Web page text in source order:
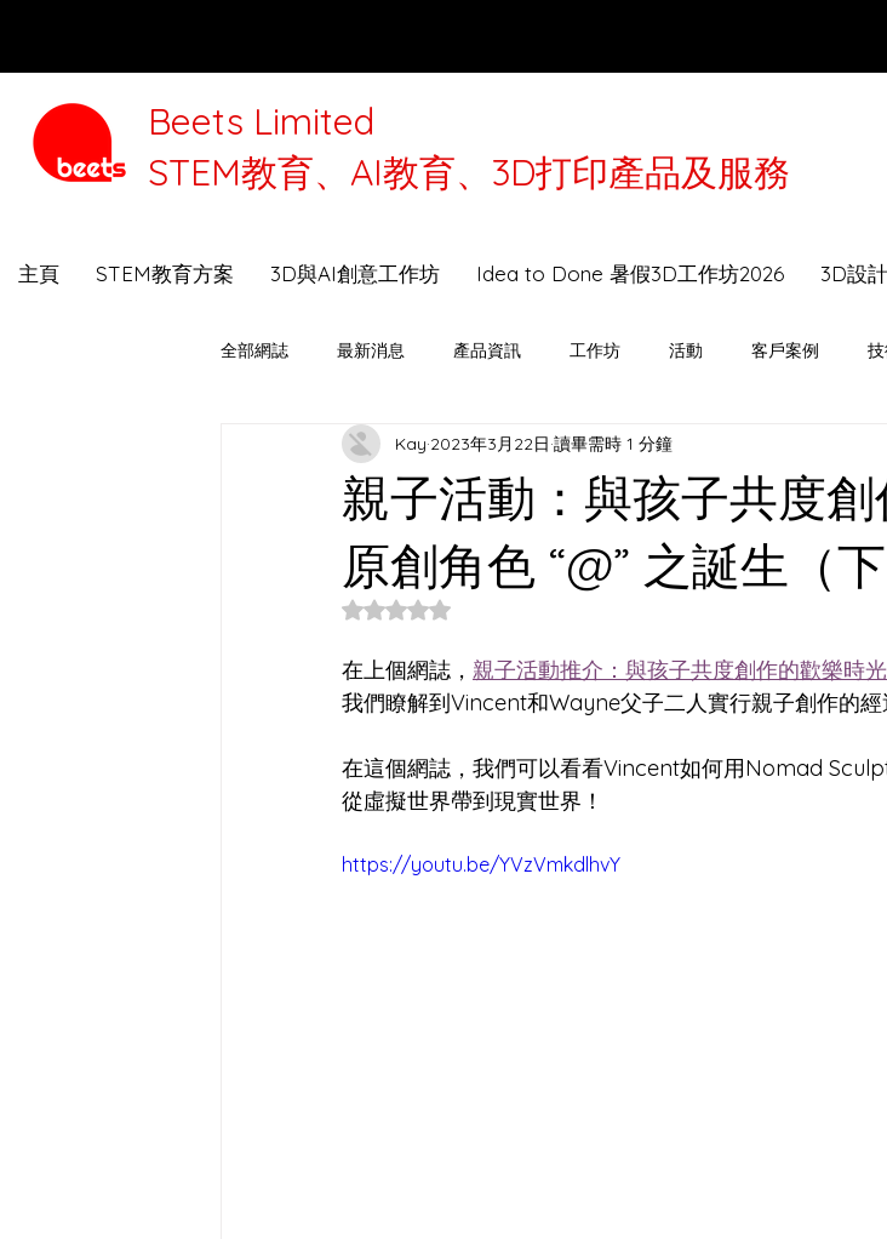
Beets Limited
STEM教育、AI教育、3D打印產品及服務
主頁 STEM教育方案 3D與AI創意工作坊 Idea to Done 暑假3D工作坊2026 3D設
全部網誌 最新消息 產品資訊 工作坊 活動 客戶案例
3D打印機選購指南 Beets Talk
親子活動：與孩子共度
原創角色 “@” 之誕生（下
Kay 2023年3月22日 讀畢需時 1 分鐘
評等為 NaN（最高為 5 顆星）。
在上個網誌， 親子活動推介：與孩子共度創作的歡樂時
我們瞭解到Vincent和Wayne父子二人實行親子創作的經
在這個網誌，我們可以看看Vincent如何用Nomad
從虛擬世界帶到現實世界！
https://youtu.be/YVzVmkdlhvY